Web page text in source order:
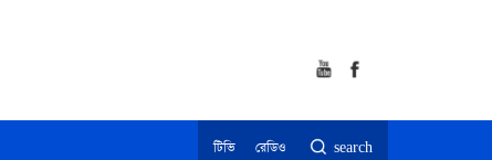
টিভি রেডিও search